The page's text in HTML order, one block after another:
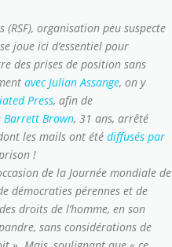
organisation peu suspecte
joue ici d’essentiel pour
des prises de position sans
avec Julian Assange, on y
Press, afin de
Brown, 31 ans, arrêté
les mails ont été diffusés par
!
de la Journée mondiale de
démocraties pérennes et de
droits de l’homme, en son
sans considérations de